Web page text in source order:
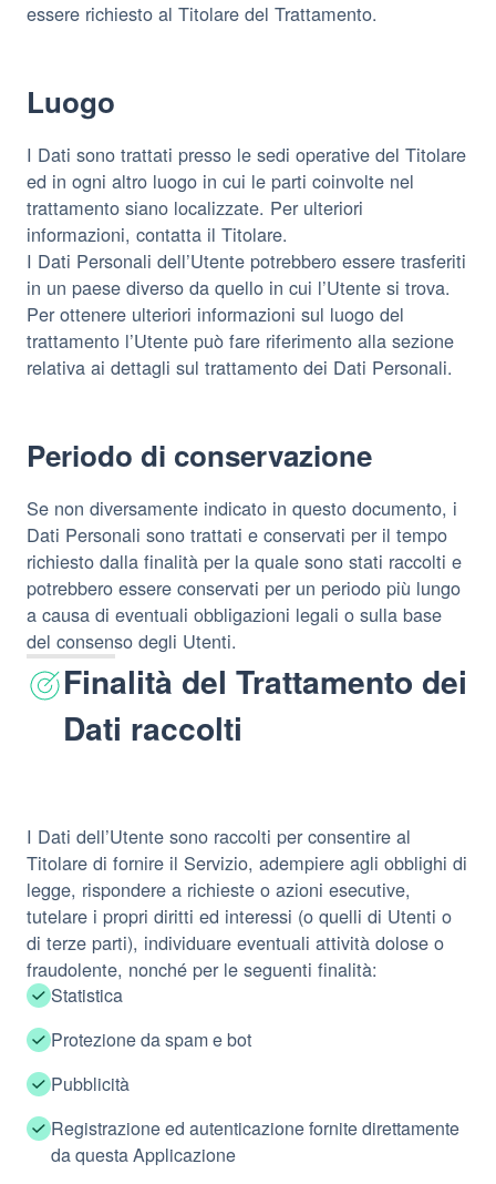
essere richiesto al Titolare del Trattamento.
Luogo
I Dati sono trattati presso le sedi operative del Titolare
ed in ogni altro luogo in cui le parti coinvolte nel
trattamento siano localizzate. Per ulteriori
informazioni, contatta il Titolare.
I Dati Personali dell’Utente potrebbero essere trasferiti
in un paese diverso da quello in cui l’Utente si trova.
Per ottenere ulteriori informazioni sul luogo del
trattamento l’Utente può fare riferimento alla sezione
relativa ai dettagli sul trattamento dei Dati Personali.
Periodo di conservazione
Se non diversamente indicato in questo documento, i
Dati Personali sono trattati e conservati per il tempo
richiesto dalla finalità per la quale sono stati raccolti e
potrebbero essere conservati per un periodo più lungo
a causa di eventuali obbligazioni legali o sulla base
del consenso degli Utenti.
Finalità del Trattamento dei
Dati raccolti
I Dati dell’Utente sono raccolti per consentire al
Titolare di fornire il Servizio, adempiere agli obblighi di
legge, rispondere a richieste o azioni esecutive,
tutelare i propri diritti ed interessi (o quelli di Utenti o
di terze parti), individuare eventuali attività dolose o
fraudolente, nonché per le seguenti finalità:
Statistica
Protezione da spam e bot
Pubblicità
Registrazione ed autenticazione fornite direttamente
da questa Applicazione